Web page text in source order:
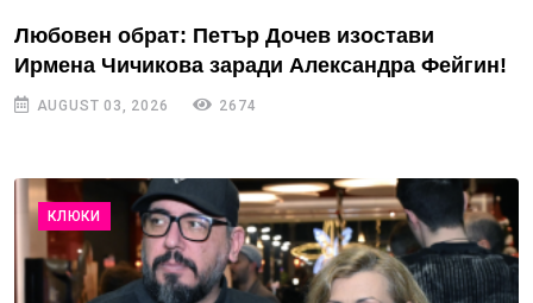
Любовен обрат: Петър Дочев изостави
Ирмена Чичикова заради Александра Фейгин!
AUGUST 03, 2026 2674
КЛЮКИ